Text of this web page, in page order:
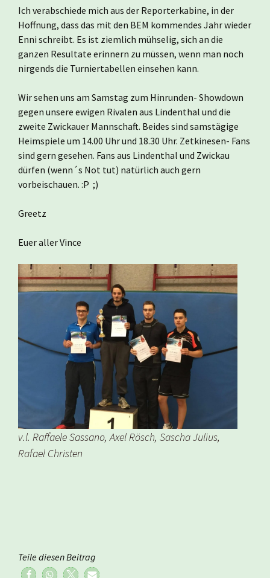
Ich verabschiede mich aus der Reporterkabine, in der
Hoffnung, dass das mit den BEM kommendes Jahr wieder
Enni schreibt. Es ist ziemlich mühselig, sich an die
ganzen Resultate erinnern zu müssen, wenn man noch
nirgends die Turniertabellen einsehen kann.
Wir sehen uns am Samstag zum Hinrunden- Showdown
gegen unsere ewigen Rivalen aus Lindenthal und die
zweite Zwickauer Mannschaft. Beides sind samstägige
Heimspiele um 14.00 Uhr und 18.30 Uhr. Zetkinesen- Fans
sind gern gesehen. Fans aus Lindenthal und Zwickau
dürfen (wenn´s Not tut) natürlich auch gern
vorbeischauen. :P ;)
Greetz
Euer aller Vince
v.l. Raffaele Sassano, Axel Rösch, Sascha Julius,
Rafael Christen
Teile diesen Beitrag